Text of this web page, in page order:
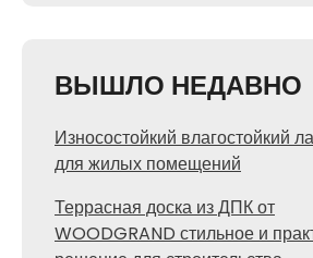
ВЫШЛО НЕДАВНО
Износостойкий влагостойкий
для жилых помещений
Террасная доска из ДПК от
WOODGRAND стильное и